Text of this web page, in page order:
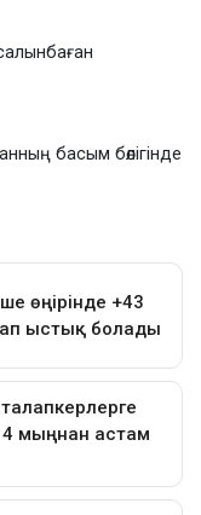
басым бөлігінде